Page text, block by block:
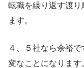
転職を繰り返す渡
ます。
４、５社なら余裕
変なことになりま